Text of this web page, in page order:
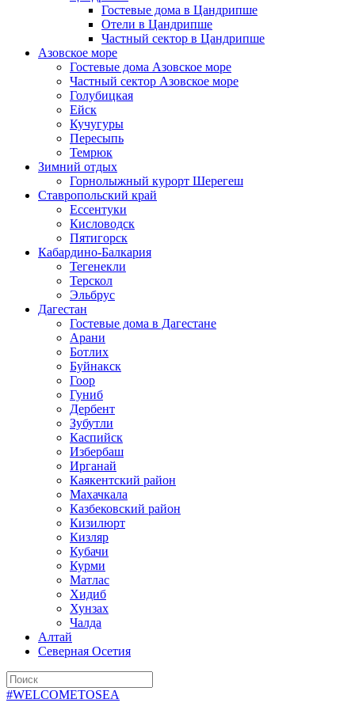
Гостевые дома в Цандрипше
Отели в Цандрипше
Частный сектор в Цандрипше
Азовское море
Гостевые дома Азовское море
Частный сектор Азовское море
Голубицкая
Ейск
Кучугуры
Пересыпь
Темрюк
Зимний отдых
Горнолыжный курорт Шерегеш
Ставропольский край
Ессентуки
Кисловодск
Пятигорск
Кабардино-Балкария
Тегенекли
Терскол
Эльбрус
Дагестан
Гостевые дома в Дагестане
Арани
Ботлих
Буйнакск
Гоор
Гуниб
Дербент
Зубутли
Каспийск
Избербаш
Ирганай
Каякентский район
Махачкала
Казбековский район
Кизилюрт
Кизляр
Кубачи
Курми
Матлас
Хидиб
Хунзах
Чалда
Алтай
Северная Осетия
#WELCOMETOSEA